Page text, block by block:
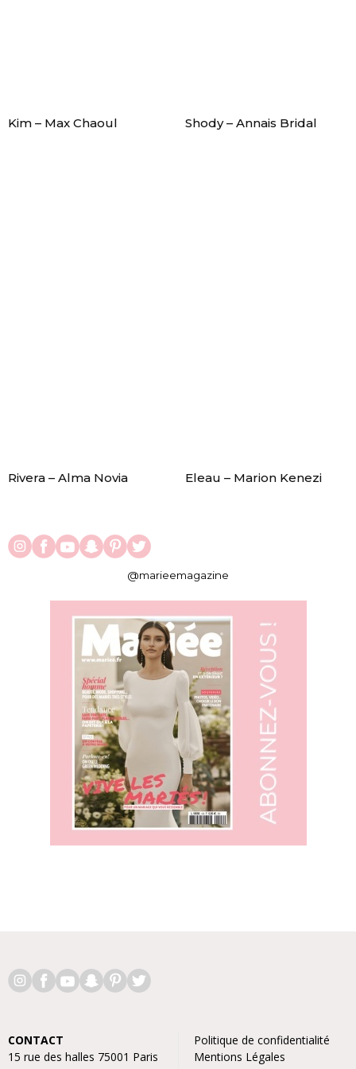
Kim – Max Chaoul Shody – Annais Bridal
Rivera – Alma Novia Eleau – Marion Kenezi
@marieemagazine
CONTACT
15 rue des halles 75001 Paris
Politique de confidentialité
Mentions Légales